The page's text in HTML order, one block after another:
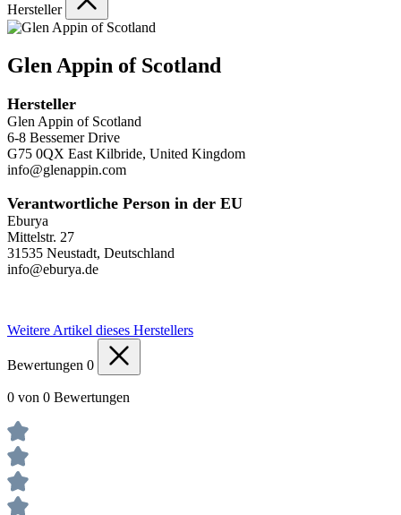
Hersteller
Glen Appin of Scotland
Hersteller
Glen Appin of Scotland
6-8 Bessemer Drive
G75 0QX East Kilbride, United Kingdom
info@glenappin.com
Verantwortliche Person in der EU
Eburya
Mittelstr. 27
31535 Neustadt, Deutschland
info@eburya.de
Weitere Artikel dieses Herstellers
Bewertungen 0
0 von 0 Bewertungen